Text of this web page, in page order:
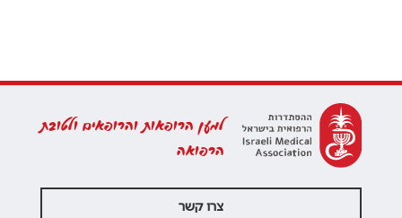
למען הרופאות והרופאים ולטובת
הרפואה
צרו קשר